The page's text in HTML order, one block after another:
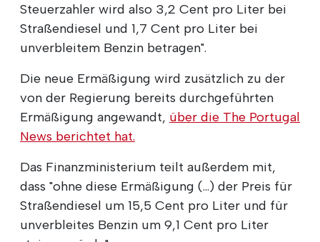
Steuerzahler wird also 3,2 Cent pro Liter bei
Straßendiesel und 1,7 Cent pro Liter bei
unverbleitem Benzin betragen".
Die neue Ermäßigung wird zusätzlich zu der
von der Regierung bereits durchgeführten
Ermäßigung angewandt, über die The Portugal
News berichtet hat.
Das Finanzministerium teilt außerdem mit,
dass "ohne diese Ermäßigung (...) der Preis für
Straßendiesel um 15,5 Cent pro Liter und für
unverbleites Benzin um 9,1 Cent pro Liter